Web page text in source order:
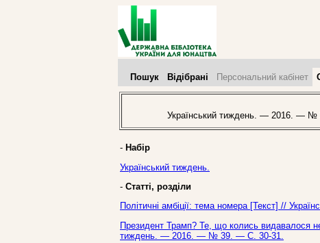
Пошук Відібрані Персональний кабінет
Український тиждень. — 2016. — №
- Набір
Український тиждень.
- Статті, розділи
Політичні амбіції: тема номера [Текст] //
Президент Трамп? Те, що колись видавалося
тиждень. — 2016. — № 39. — С. 30-31.